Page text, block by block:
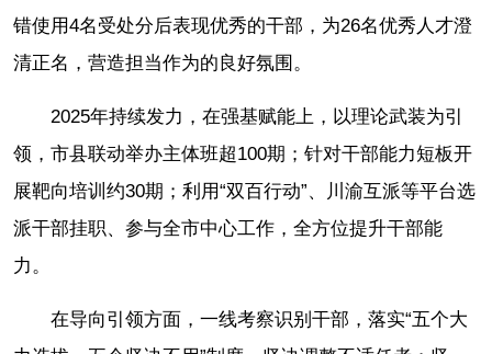
错使用4名受处分后表现优秀的干部，为26名优秀人才澄
清正名，营造担当作为的良好氛围。
2025年持续发力，在强基赋能上，以理论武装为引
领，市县联动举办主体班超100期；针对干部能力短板开
展靶向培训约30期；利用“双百行动”、川渝互派等平台选
派干部挂职、参与全市中心工作，全方位提升干部能
力。
在导向引领方面，一线考察识别干部，落实“五个大